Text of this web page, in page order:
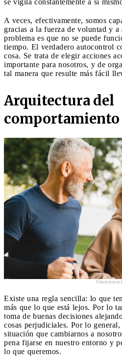
A veces, efectivamente, somos
gracias a la fuerza de voluntad y a
problema es que no se puede
tiempo. El verdadero autocontrol
cosa. Se trata de elegir acciones
importante para nosotros, y de
tal manera que resulte más fácil
Arquitectura del
comportamiento
Existe una regla sencilla: lo que
más que lo que está lejos. Por lo
toma de buenas decisiones
cosas perjudiciales. Por lo
situación que cambiarnos a
pena fijarse en nuestro entorno y
lo que queremos.